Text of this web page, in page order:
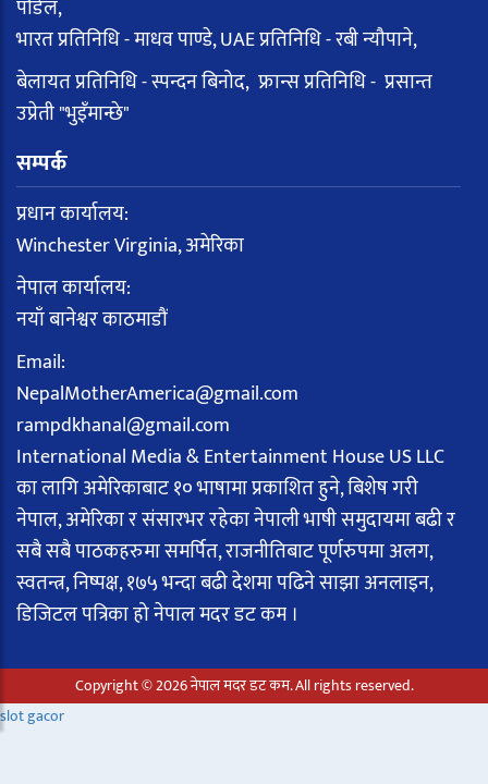
पौडेल,
भारत प्रतिनिधि - माधव पाण्डे, UAE प्रतिनिधि - रबी न्यौपाने,
बेलायत प्रतिनिधि - स्पन्दन बिनोद, फ्रान्स प्रतिनिधि - प्रसान्त
उप्रेती "भुइँमान्छे"
सम्पर्क
प्रधान कार्यालय:
Winchester Virginia, अमेरिका
नेपाल कार्यालय:
नयाँ बानेश्वर काठमाडौं
Email:
NepalMotherAmerica@gmail.com
rampdkhanal@gmail.com
International Media & Entertainment House US LLC
का लागि अमेरिकाबाट १० भाषामा प्रकाशित हुने, बिशेष गरी
नेपाल, अमेरिका र संसारभर रहेका नेपाली भाषी समुदायमा बढी र
सबै सबै पाठकहरुमा समर्पित, राजनीतिबाट पूर्णरुपमा अलग,
स्वतन्त्र, निष्पक्ष, १७५ भन्दा बढी देशमा पढिने साझा अनलाइन,
डिजिटल पत्रिका हो नेपाल मदर डट कम ।
Copyright © 2026 नेपाल मदर डट कम. All rights reserved.
slot gacor